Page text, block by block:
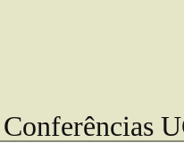
Conferências